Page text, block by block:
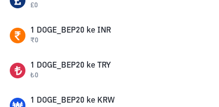
£0
1 DOGE_BEP20 ke INR
₹0
1 DOGE_BEP20 ke TRY
₺0
1 DOGE_BEP20 ke KRW